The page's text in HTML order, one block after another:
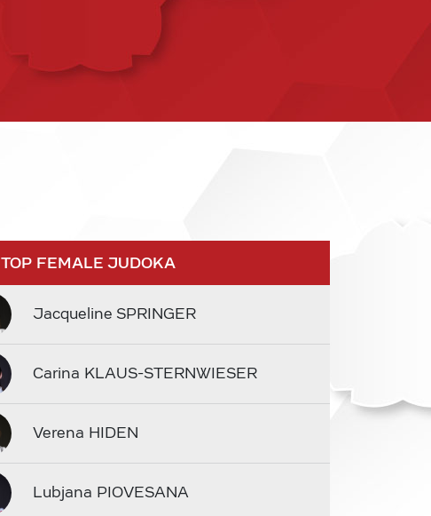
TOP FEMALE JUDOKA
Jacqueline SPRINGER
Carina KLAUS-STERNWIESER
Verena HIDEN
Lubjana PIOVESANA